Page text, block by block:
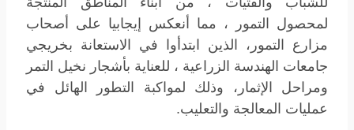
لمحصول التمور ، مما أنعكس إيجابيا على أصحاب
مزارع التمور، الذين ابتدأوا في الاستعانة بخريجي
جامعات الهندسة الزراعية ، للعناية بأشجار نخيل التمر
ومراحل الإثمار، وذلك لمواكبة التطور الهائل في
عمليات المعالجة والتعليب.